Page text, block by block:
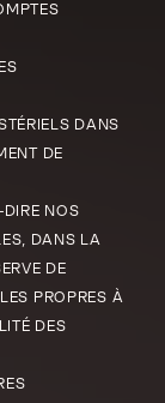
DANS
DE
DIRE NOS
DANS LA
DE
PROPRES À
DES